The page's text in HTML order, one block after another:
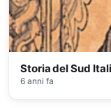
Storia del Sud
6 anni fa